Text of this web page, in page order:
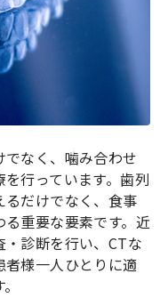
なく、噛み合わせ
行っています。歯列
だけでなく、食事
重要な要素です。近
診断を行い、CTな
者様一人ひとりに適